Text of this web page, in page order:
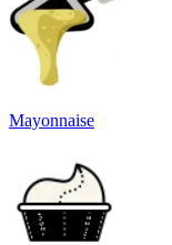
Mayonnaise